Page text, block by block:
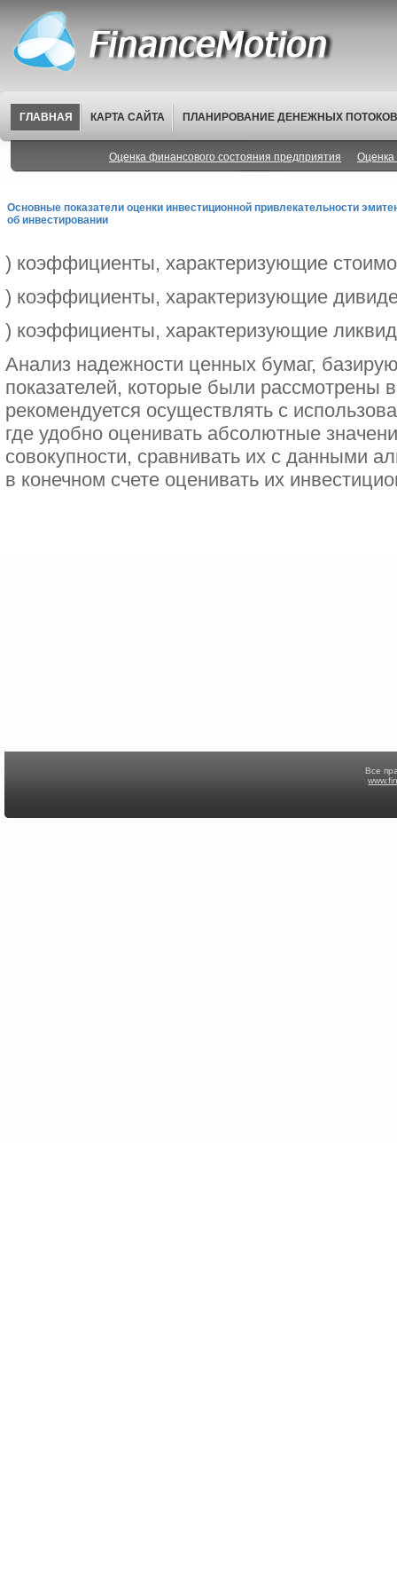
ГЛАВНАЯ КАРТА САЙТА ПЛАНИРОВАНИЕ ДЕНЕЖНЫХ ПОТОКОВ
Оценка финансового состояния предприятия Оценка
Основные показатели оценки инвестиционной привлекательности
об инвестировании
) коэффициенты, характеризующие
) коэффициенты, характеризующие
) коэффициенты, характеризующие
Анализ надежности ценных бумаг,
показателей, которые были рассмотрены
рекомендуется осуществлять с
где удобно оценивать абсолютные
совокупности, сравнивать их с данными
в конечном счете оценивать их
Все